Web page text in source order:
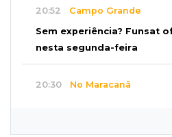
20:52 Campo Grande
Sem experiência? Funsat
nesta segunda-feira
20:30 No Maracanã